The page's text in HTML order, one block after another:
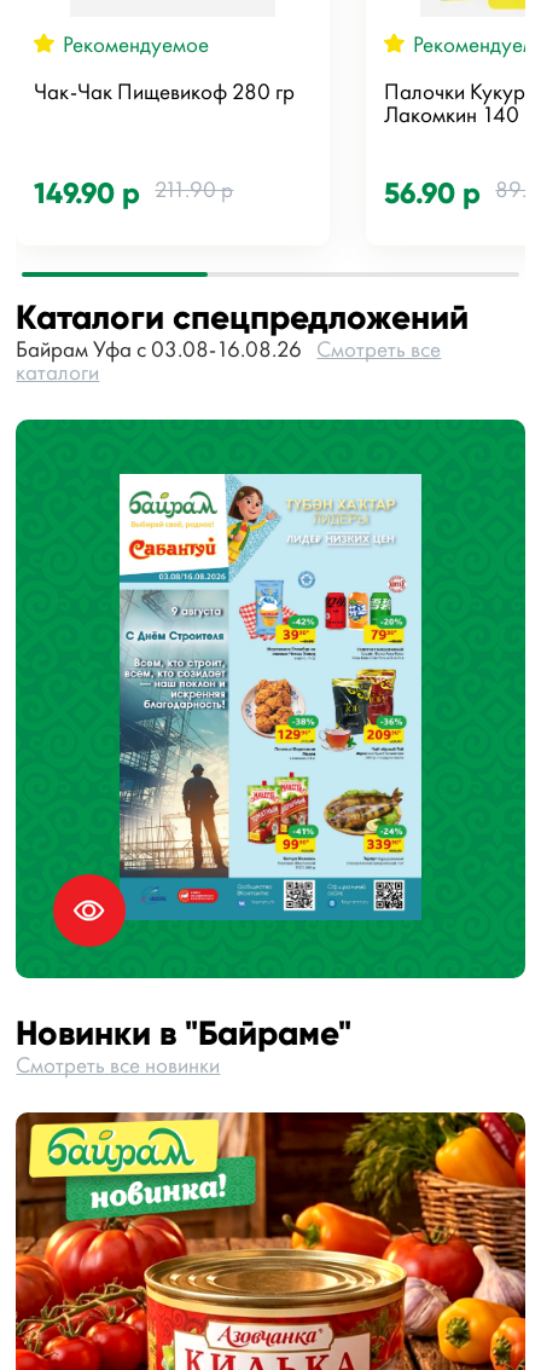
Рекомендуемое
Чак-Чак Пищевикоф 280 гр
149.90 р 211.90 р
Палочки
Лакомкин 140
56.90 р
Каталоги спецпредложений
Байрам Уфа с 03.08-16.08.26 Смотреть все
каталоги
Новинки в "Байраме"
Смотреть все новинки